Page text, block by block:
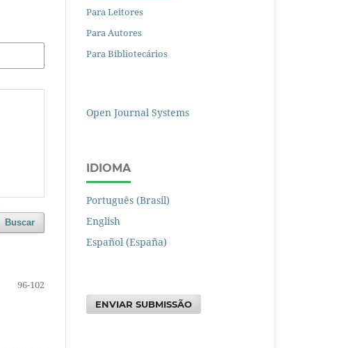
Buscar
96-102
Para Leitores
Para Autores
Para Bibliotecários
Open Journal Systems
IDIOMA
Português (Brasil)
English
Español (España)
ENVIAR SUBMISSÃO